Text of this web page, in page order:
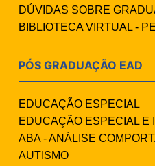
DÚVIDAS SOBRE
BIBLIOTECA VIRTUAL -
PÓS GRADUAÇÃO EAD
EDUCAÇÃO ESPECIAL
EDUCAÇÃO ESPECIAL E
ABA - ANÁLISE
AUTISMO